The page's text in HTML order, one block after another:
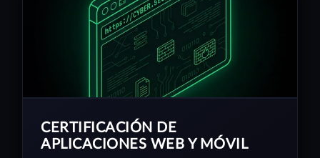
CERTIFICACIÓN DE
APLICACIONES WEB Y MÓVIL